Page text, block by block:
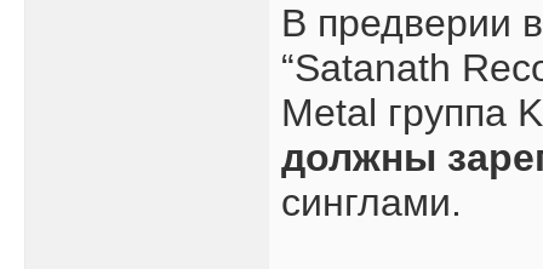
В предверии
“Satanath
Metal группа
должны
синглами.